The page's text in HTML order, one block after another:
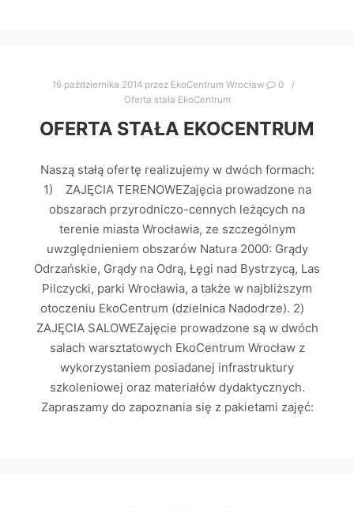
16 października 2014przez EkoCentrum Wrocław
0
Oferta stała EkoCentrum
OFERTA STAŁA EKOCENTRUM
Naszą stałą ofertę realizujemy w dwóch formach:
1) ZAJĘCIA TERENOWEZajęcia prowadzone na
obszarach przyrodniczo-cennych leżących na
terenie miasta Wrocławia, ze szczególnym
uwzględnieniem obszarów Natura 2000: Grądy
Odrzańskie, Grądy na Odrą, Łęgi nad Bystrzycą, Las
Pilczycki, parki Wrocławia, a także w najbliższym
otoczeniu EkoCentrum (dzielnica Nadodrze). 2)
ZAJĘCIA SALOWEZajęcie prowadzone są w dwóch
salach warsztatowych EkoCentrum Wrocław z
wykorzystaniem posiadanej infrastruktury
szkoleniowej oraz materiałów dydaktycznych.
Zapraszamy do zapoznania się z pakietami zajęć: